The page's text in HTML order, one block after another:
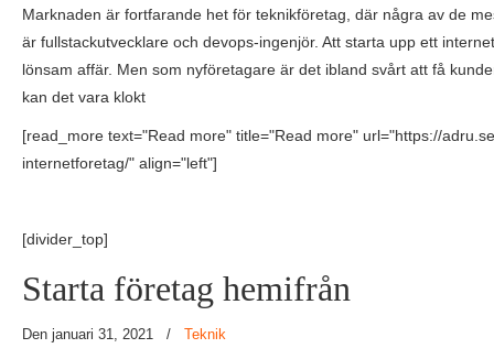
Marknaden är fortfarande het för teknikföretag, där några av de
är fullstackutvecklare och devops-ingenjör. Att starta upp ett
lönsam affär. Men som nyföretagare är det ibland svårt att få
kan det vara klokt
[read_more text="Read more" title="Read more" url="https://
internetforetag/" align="left"]
[divider_top]
Starta företag hemifrån
Den januari 31, 2021 / Teknik